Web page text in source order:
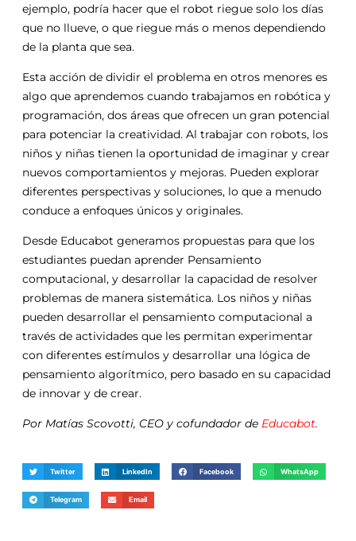
ejemplo, podría hacer que el robot riegue solo los días
que no llueve, o que riegue más o menos dependiendo
de la planta que sea.
Esta acción de dividir el problema en otros menores es
algo que aprendemos cuando trabajamos en robótica y
programación, dos áreas que ofrecen un gran potencial
para potenciar la creatividad. Al trabajar con robots, los
niños y niñas tienen la oportunidad de imaginar y crear
nuevos comportamientos y mejoras. Pueden explorar
diferentes perspectivas y soluciones, lo que a menudo
conduce a enfoques únicos y originales.
Desde Educabot generamos propuestas para que los
estudiantes puedan aprender Pensamiento
computacional, y desarrollar la capacidad de resolver
problemas de manera sistemática. Los niños y niñas
pueden desarrollar el pensamiento computacional a
través de actividades que les permitan experimentar
con diferentes estímulos y desarrollar una lógica de
pensamiento algorítmico, pero basado en su capacidad
de innovar y de crear.
Por Matías Scovotti, CEO y cofundador de Educabot.
Twitter LinkedIn Facebook WhatsApp
Telegram Email